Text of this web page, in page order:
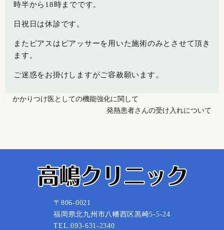
時半から18時までです。
日祝日は休診です。
またピアスはピアッサーを用いた施術のみとさせて頂き
ます。
ご迷惑をお掛けしますがご容赦願います。
かかりつけ医としての機能強化に関して
発熱患者さんの受け入れについて
〒806-0021
福岡県北九州市八幡西区黒崎5-5-24
TEL.093-631-2340